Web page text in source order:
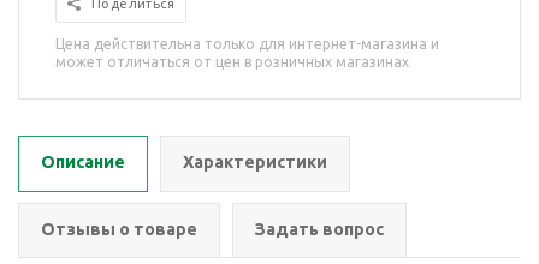
Поделиться
Цена действительна только для интернет-магазина и
может отличаться от цен в розничных магазинах
Описание Характеристики
Отзывы о товаре Задать вопрос